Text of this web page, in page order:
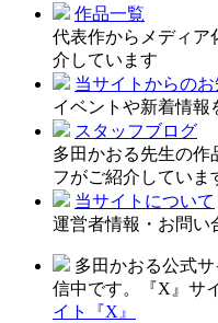
作品一覧
代表作からメディア
介しています
当サイトからの
イベントや新着情報
スタッフブログ
多田かおる先生の作
フがご紹介していま
当サイトについて
運営者情報・お問い
多田かおる公式
信中です。『X』サ
イト『X』